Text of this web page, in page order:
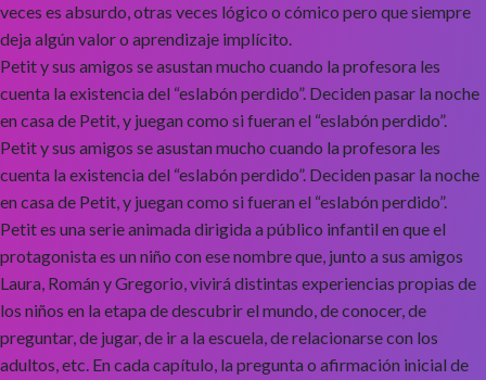
veces es absurdo, otras veces lógico o cómico pero que siempre
deja algún valor o aprendizaje implícito.
Petit y sus amigos se asustan mucho cuando la profesora les
cuenta la existencia del “eslabón perdido”. Deciden pasar la noche
en casa de Petit, y juegan como si fueran el “eslabón perdido”.
Petit y sus amigos se asustan mucho cuando la profesora les
cuenta la existencia del “eslabón perdido”. Deciden pasar la noche
en casa de Petit, y juegan como si fueran el “eslabón perdido”.
Petit es una serie animada dirigida a público infantil en que el
protagonista es un niño con ese nombre que, junto a sus amigos
Laura, Román y Gregorio, vivirá distintas experiencias propias de
los niños en la etapa de descubrir el mundo, de conocer, de
preguntar, de jugar, de ir a la escuela, de relacionarse con los
adultos, etc. En cada capítulo, la pregunta o afirmación inicial de